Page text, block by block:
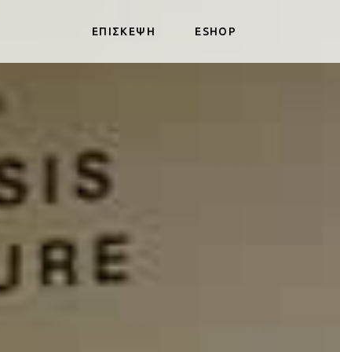
ΕΠΙΣΚΕΨΗ ESHOP